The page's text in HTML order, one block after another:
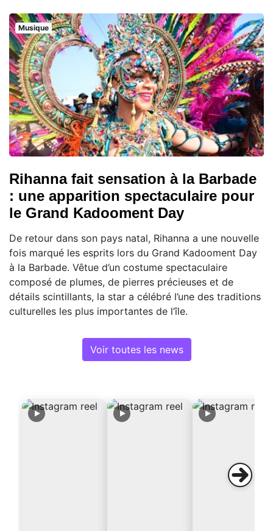
Musique
Rihanna fait sensation à la Barbade
: une apparition spectaculaire pour
le Grand Kadooment Day
De retour dans son pays natal, Rihanna a une nouvelle
fois marqué les esprits lors du Grand Kadooment Day
à la Barbade. Vêtue d’un costume spectaculaire
composé de plumes, de pierres précieuses et de
détails scintillants, la star a célébré l’une des traditions
culturelles les plus importantes de l’île.
Voir toutes les news